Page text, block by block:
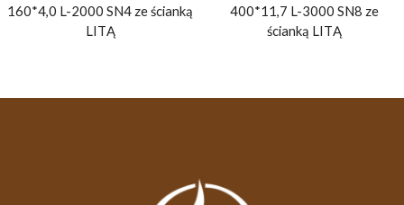
160*4,0 L-2000 SN4 ze ścianką
LITĄ
400*11,7 L-3000 SN8 ze
ścianką LITĄ